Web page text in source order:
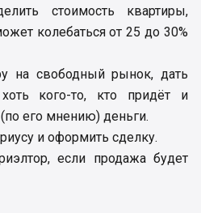
стоимость квартиры,
колебаться от 25 до 30%
на свободный рынок, дать
кого-то, кто придёт и
его мнению) деньги.
и оформить сделку.
если продажа будет